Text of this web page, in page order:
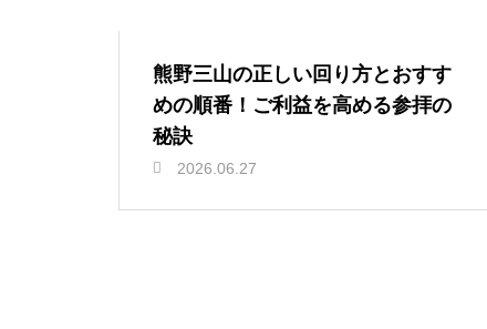
熊野三山の正しい回り方とおすす
めの順番！ご利益を高める参拝の
秘訣
2026.06.27